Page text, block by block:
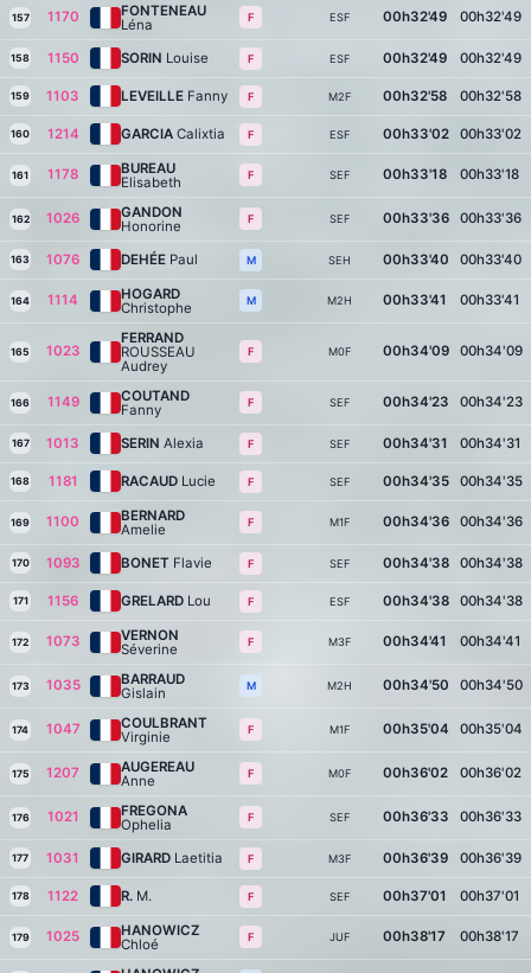
157 1170
FONTENEAU
Léna
F ESF 00h32'49 00h32'49
158 1150 SORIN Louise F ESF 00h32'49 00h32'49
159 1103 LEVEILLE Fanny F M2F 00h32'58 00h32'58
160 1214 GARCIA Calixtia F ESF 00h33'02 00h33'02
161 1178
BUREAU
Elisabeth
F SEF 00h33'18 00h33'18
162 1026
GANDON
Honorine
F SEF 00h33'36 00h33'36
163 1076 DEHÉE Paul M SEH 00h33'40 00h33'40
164 1114
HOGARD
Christophe
M M2H 00h33'41 00h33'41
165 1023
FERRAND
ROUSSEAU
Audrey
F M0F 00h34'09 00h34'09
166 1149
COUTAND
Fanny
F SEF 00h34'23 00h34'23
167 1013 SERIN Alexia F SEF 00h34'31 00h34'31
168 1181 RACAUD Lucie F SEF 00h34'35 00h34'35
169 1100
BERNARD
Amelie
F M1F 00h34'36 00h34'36
170 1093 BONET Flavie F SEF 00h34'38 00h34'38
171 1156 GRELARD Lou F ESF 00h34'38 00h34'38
172 1073
VERNON
Séverine
F M3F 00h34'41 00h34'41
173 1035
BARRAUD
Gislain
M M2H 00h34'50 00h34'50
174 1047
COULBRANT
Virginie
F M1F 00h35'04 00h35'04
175 1207
AUGEREAU
Anne
F M0F 00h36'02 00h36'02
176 1021
FREGONA
Ophelia
F SEF 00h36'33 00h36'33
177 1031 GIRARD Laetitia F M3F 00h36'39 00h36'39
178 1122 R. M. F SEF 00h37'01 00h37'01
179 1025
HANOWICZ
Chloé
F JUF 00h38'17 00h38'17